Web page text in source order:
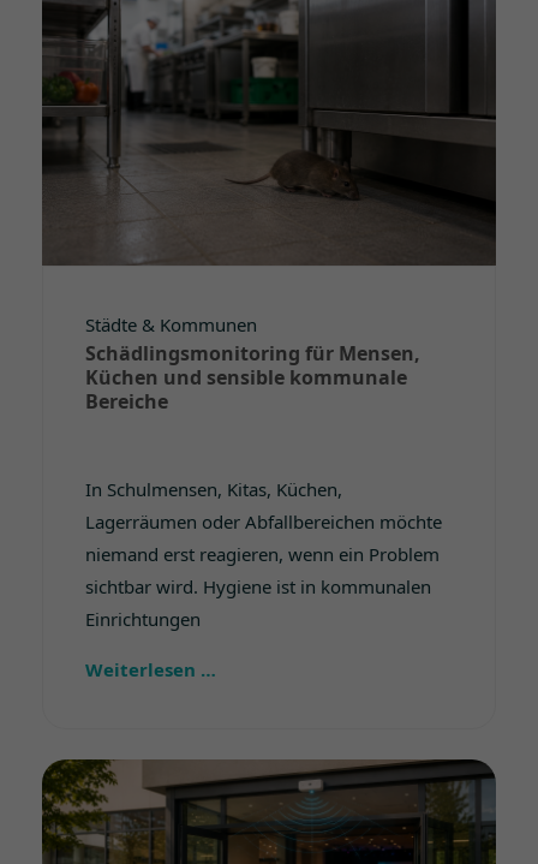
Städte & Kommunen
Schädlingsmonitoring für Mensen,
Küchen und sensible kommunale
Bereiche
In Schulmensen, Kitas, Küchen,
Lagerräumen oder Abfallbereichen möchte
niemand erst reagieren, wenn ein Problem
sichtbar wird. Hygiene ist in kommunalen
Einrichtungen
Weiterlesen …